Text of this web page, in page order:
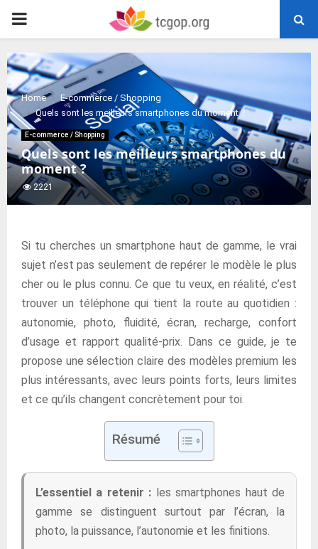
PRIMARY
MENU
Home
E-commerce / Shopping
Quels sont les meilleurs smartphones du moment ?
E-commerce / Shopping
Quels sont les meilleurs smartphones du
moment ?
2221
Si tu cherches un smartphone haut de gamme, le vrai
sujet n’est pas seulement de repérer le modèle le plus
cher ou le plus connu. Ce que tu veux, en réalité, c’est
trouver un téléphone qui tient la route au quotidien :
autonomie, photo, fluidité, écran, recharge, confort
d’usage et rapport qualité-prix. Dans ce guide, je te
propose une sélection claire des modèles premium les
plus intéressants, avec leurs points forts, leurs limites
et ce qu’ils changent concrètement pour toi.
Résumé
L’essentiel a retenir : les smartphones haut de
gamme se distinguent surtout par l’écran, la
photo, la puissance, l’autonomie et les finitions.